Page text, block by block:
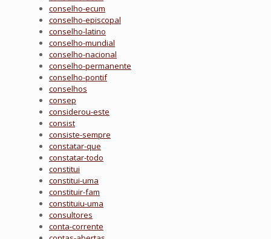
conselho-ecum
conselho-episcopal
conselho-latino
conselho-mundial
conselho-nacional
conselho-permanente
conselho-pontif
conselhos
consep
considerou-este
consist
consiste-sempre
constatar-que
constatar-todo
constitui
constitui-uma
constituir-fam
constituiu-uma
consultores
conta-corrente